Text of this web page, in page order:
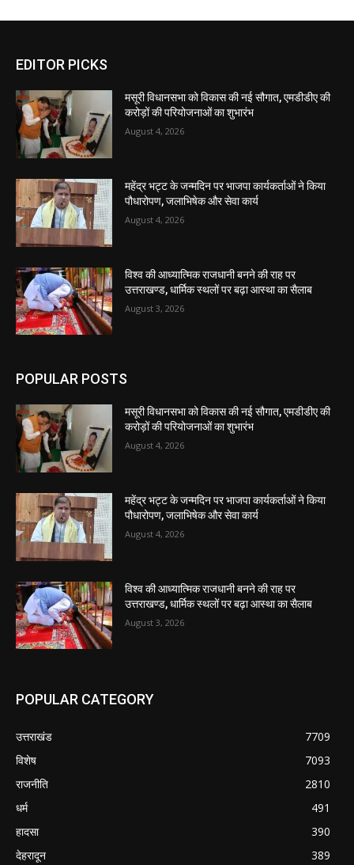
EDITOR PICKS
मसूरी विधानसभा को विकास की नई सौगात, एमडीडीए की
करोड़ों की परियोजनाओं का शुभारंभ
August 4, 2026
महेंद्र भट्ट के जन्मदिन पर भाजपा कार्यकर्ताओं ने किया
पौधारोपण, जलाभिषेक और सेवा कार्य
August 4, 2026
विश्व की आध्यात्मिक राजधानी बनने की राह पर
उत्तराखण्ड, धार्मिक स्थलों पर बढ़ा आस्था का सैलाब
August 3, 2026
POPULAR POSTS
मसूरी विधानसभा को विकास की नई सौगात, एमडीडीए की
करोड़ों की परियोजनाओं का शुभारंभ
August 4, 2026
महेंद्र भट्ट के जन्मदिन पर भाजपा कार्यकर्ताओं ने किया
पौधारोपण, जलाभिषेक और सेवा कार्य
August 4, 2026
विश्व की आध्यात्मिक राजधानी बनने की राह पर
उत्तराखण्ड, धार्मिक स्थलों पर बढ़ा आस्था का सैलाब
August 3, 2026
POPULAR CATEGORY
उत्तराखंड
7709
विशेष
7093
राजनीति
2810
धर्म
491
हादसा
390
देहरादून
389